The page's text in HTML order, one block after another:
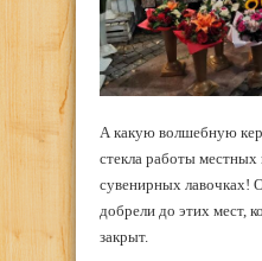
А какую волшебную
стекла работы
сувенирных лавочках!
добрели до этих мест,
закрыт.